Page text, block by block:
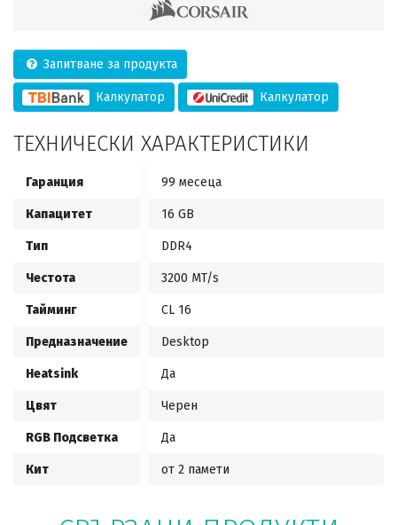
Запитване за продукта
Калкулатор Калкулатор
ТЕХНИЧЕСКИ ХАРАКТЕРИСТИКИ
Гаранция 99 месеца
Капацитет 16 GB
Тип DDR4
Честота 3200 MT/s
Тайминг CL 16
Предназначение Desktop
Heatsink Да
Цвят Черен
RGB Подсветка Да
Кит от 2 памети